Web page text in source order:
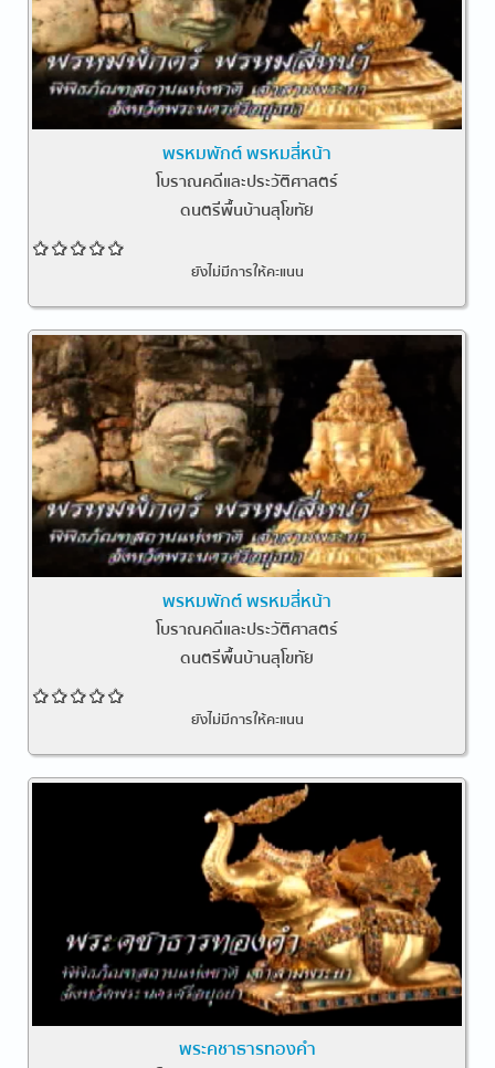
พรหมพักต์ พรหมสี่หน้า
โบราณคดีและประวัติศาสตร์
ดนตรีพื้นบ้านสุโขทัย
ยังไม่มีการให้คะแนน
พรหมพักต์ พรหมสี่หน้า
โบราณคดีและประวัติศาสตร์
ดนตรีพื้นบ้านสุโขทัย
ยังไม่มีการให้คะแนน
พระคชาธารทองคำ